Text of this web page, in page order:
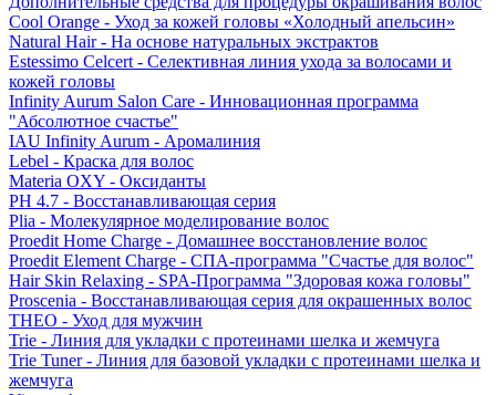
Cool Orange - Уход за кожей головы «Холодный апельсин»
Natural Hair - На основе натуральных экстрактов
Estessimo Celcert - Селективная линия ухода за волосами и
кожей головы
Infinity Aurum Salon Care - Инновационная программа
"Абсолютное счастье"
IAU Infinity Aurum - Аромалиния
Lebel - Краска для волос
Materia OXY - Оксиданты
PH 4.7 - Восстанавливающая серия
Plia - Молекулярное моделирование волос
Proedit Home Charge - Домашнее восстановление волос
Proedit Element Charge - СПА-программа "Счастье для волос"
Hair Skin Relaxing - SPA-Программа "Здоровая кожа головы"
Proscenia - Восстанавливающая серия для окрашенных волос
THEO - Уход для мужчин
Trie - Линия для укладки с протеинами шелка и жемчуга
Trie Tuner - Линия для базовой укладки с протеинами шелка и
жемчуга